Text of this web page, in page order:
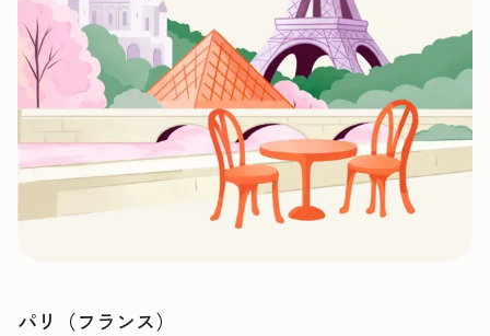
パリ（フランス）